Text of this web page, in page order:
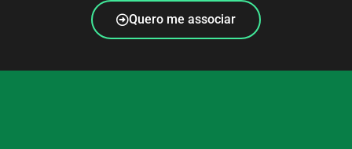
Quero me associar